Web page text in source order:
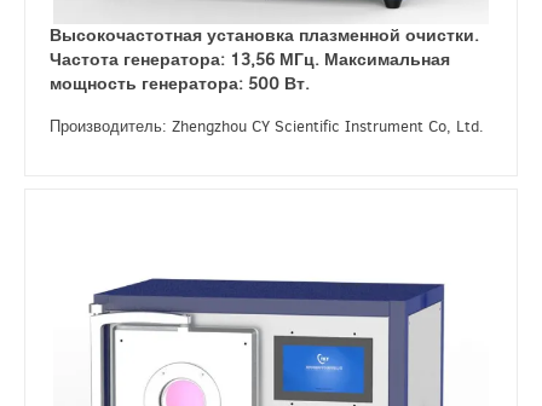
Высокочастотная установка плазменной очистки.
Частота генератора: 13,56 МГц. Максимальная
мощность генератора: 500 Вт.
Производитель: Zhengzhou CY Scientific Instrument Co, Ltd.